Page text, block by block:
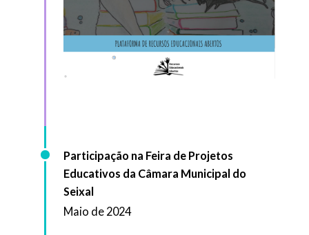
Participação na Feira de Projetos
Educativos da Câmara Municipal do
Seixal
Maio de 2024